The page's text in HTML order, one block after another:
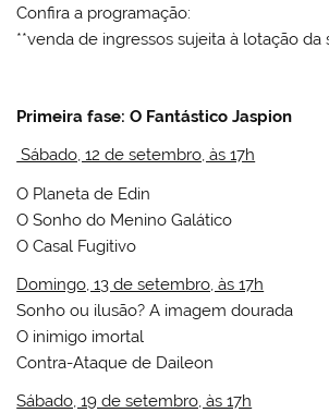
Confira a programação:
**venda de ingressos sujeita à lotação da
Primeira fase: O Fantástico Jaspion
Sábado, 12 de setembro, às 17h
O Planeta de Edin
O Sonho do Menino Galático
O Casal Fugitivo
Domingo, 13 de setembro, às 17h
Sonho ou ilusão? A imagem dourada
O inimigo imortal
Contra-Ataque de Daileon
Sábado, 19 de setembro, às 17h